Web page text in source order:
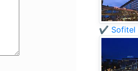
✔️ Sofitel